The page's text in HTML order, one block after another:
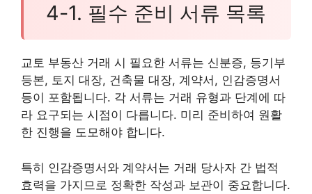
4-1. 필수 준비 서류 목록
교토 부동산 거래 시 필요한 서류는 신분증, 등기부
등본, 토지 대장, 건축물 대장, 계약서, 인감증명서
등이 포함됩니다. 각 서류는 거래 유형과 단계에 따
라 요구되는 시점이 다릅니다. 미리 준비하여 원활
한 진행을 도모해야 합니다.
특히 인감증명서와 계약서는 거래 당사자 간 법적
효력을 가지므로 정확한 작성과 보관이 중요합니다.